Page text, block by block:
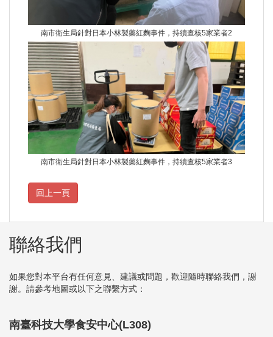
南市衛生局針對日本小林製藥紅麴事件，持續查核5家業者2
南市衛生局針對日本小林製藥紅麴事件，持續查核5家業者3
聯絡我們
如果您對本平台有任何意見、建議或問題，歡迎隨時聯絡我們，謝
謝。請參考地圖或以下之聯繫方式：
南臺科技大學食安中心(L308)